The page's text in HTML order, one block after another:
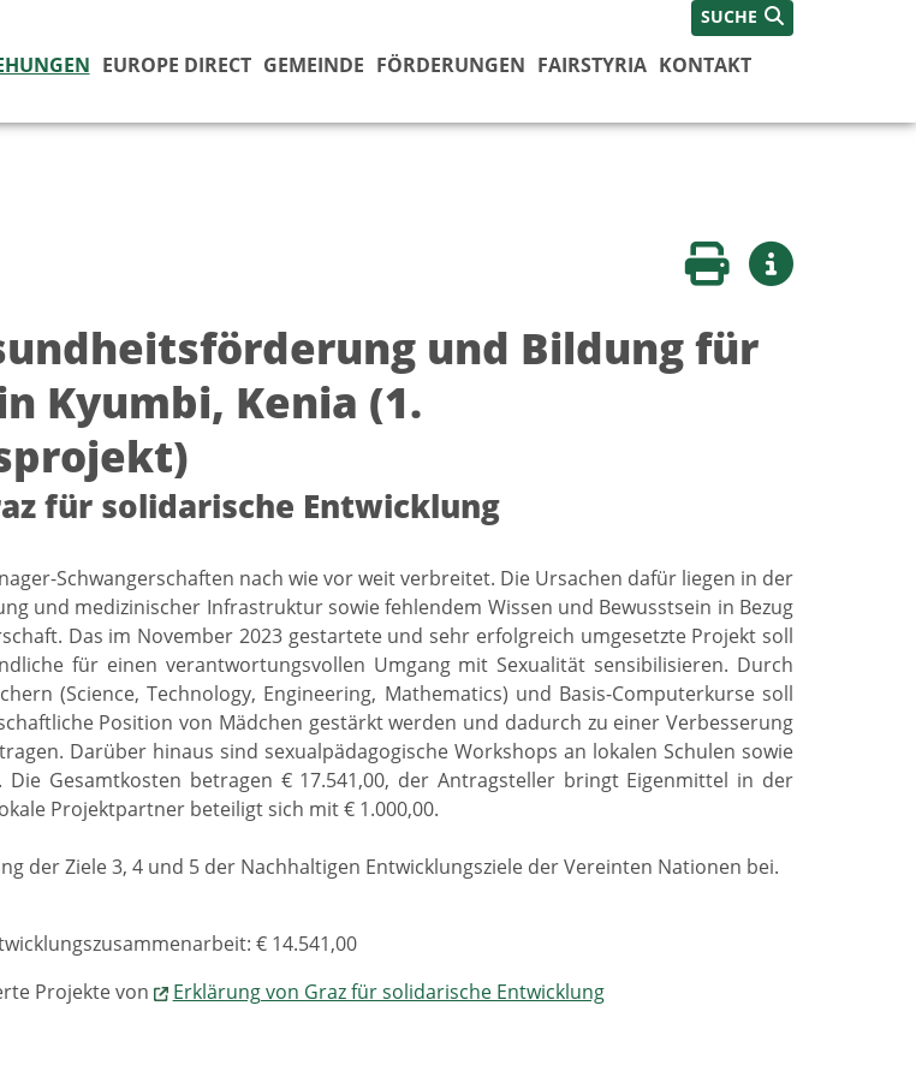
SUCHE
EUROPE DIRECT GEMEINDE FÖRDERUNGEN FAIRSTYRIA KONTAKT
Seite druckenWeitere Infos
und Bildung für
Kyumbi, Kenia (1.
für solidarische Entwicklung
Schwangerschaften nach wie vor weit verbreitet. Die Ursachen dafür liegen in der
und medizinischer Infrastruktur sowie fehlendem Wissen und Bewusstsein in Bezug
Das im November 2023 gestartete und sehr erfolgreich umgesetzte Projekt soll
für einen verantwortungsvollen Umgang mit Sexualität sensibilisieren. Durch
(Science, Technology, Engineering, Mathematics) und Basis-Computerkurse soll
Position von Mädchen gestärkt werden und dadurch zu einer Verbesserung
Darüber hinaus sind sexualpädagogische Workshops an lokalen Schulen sowie
Die Gesamtkosten betragen € 17.541,00, der Antragsteller bringt Eigenmittel in der
Projektpartner beteiligt sich mit € 1.000,00.
der Ziele 3, 4 und 5 der Nachhaltigen Entwicklungsziele der Vereinten Nationen bei.
€ 14.541,00
Projekte von
Erklärung von Graz für solidarische Entwicklung